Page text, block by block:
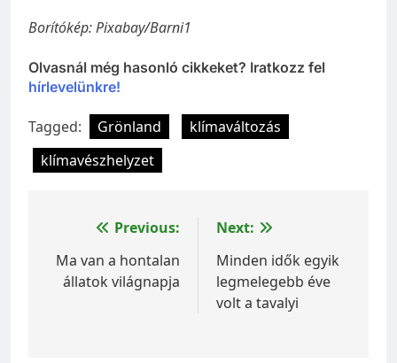
Borítókép: Pixabay/Barni1
Olvasnál még hasonló cikkeket? Iratkozz fel
hírlevelünkre!
Tagged: Grönland
klímaváltozás
klímavészhelyzet
Bejegyzés
navigáció
Previous:
Ma van a hontalan
állatok világnapja
Next:
Minden idők egyik
legmelegebb éve
volt a tavalyi